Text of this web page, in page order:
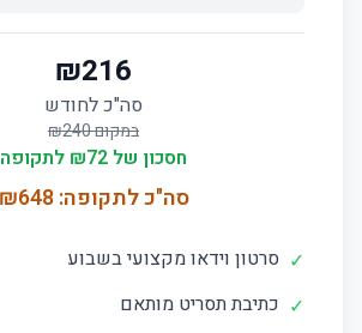
₪216
סה"כ לחודש
במקום ₪240
חסכון של ₪ 72 לתקופה
סה"כ לתקופה: ₪648
✓ סרטון וידאו מקצועי בשבוע
✓ כתיבת תסריט מותאם